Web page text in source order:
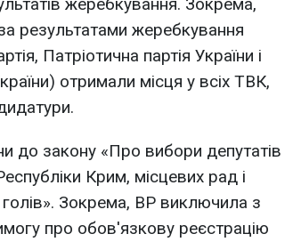
результатами жеребкування
Патріотична партія України і
отримали місця у всіх ТВК,
до закону «Про вибори депутатів
Крим, місцевих рад і
голів». Зокрема, ВР виключила з
про обов'язкову реєстрацію